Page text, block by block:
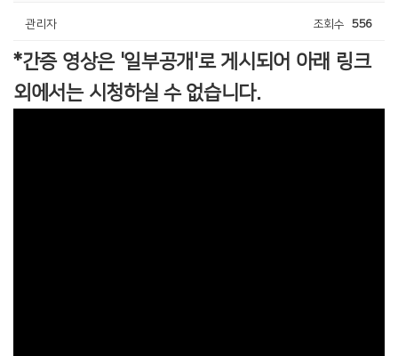
관리자 조회수 556
*간증 영상은 '일부공개'로 게시되어 아래 링크
외에서는 시청하실 수 없습니다.